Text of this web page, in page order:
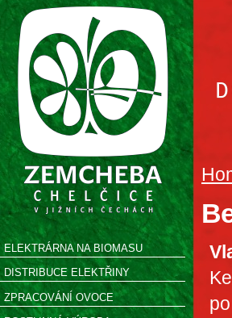
ELEKTRÁRNA NA BIOMASU
DISTRIBUCE ELEKTŘINY
ZPRACOVÁNÍ OVOCE